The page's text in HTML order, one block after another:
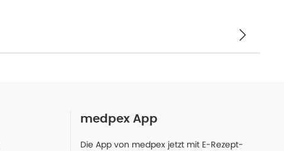
medpex App
Die App von medpex jetzt mit E-Rezept-